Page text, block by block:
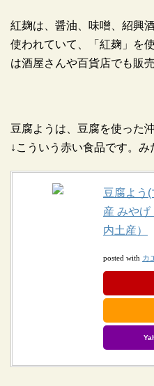
紅麹は、醤油、味噌、紹興
使われていて、「紅麹」を
は酒屋さんや百貨店でも販
豆腐ようは、豆腐を使った
↓こういう赤い食品です。み
豆腐よう
産 みやげ
内土産）
posted with カ